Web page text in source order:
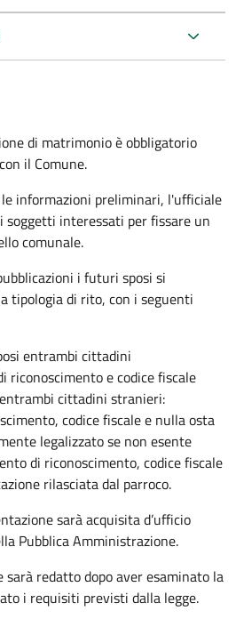
di matrimonio è obbligatorio
il Comune.
informazioni preliminari, l'ufficiale
interessati per fissare un
comunale.
i futuri sposi si
tipologia di rito, con i seguenti
entrambi cittadini
riconoscimento e codice fiscale
cittadini stranieri:
codice fiscale e nulla osta
legalizzato se non esente
di riconoscimento, codice fiscale
rilasciata dal parroco.
sarà acquisita d’ufficio
Pubblica Amministrazione.
sarà redatto dopo aver esaminato la
i requisiti previsti dalla legge.